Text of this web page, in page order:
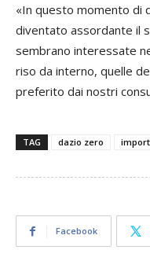
«In questo momento di
diventato assordante il
sembrano interessate
riso da interno, quelle
preferito dai nostri
TAG dazio zero
Facebook